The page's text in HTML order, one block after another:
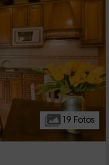
19 Fotos